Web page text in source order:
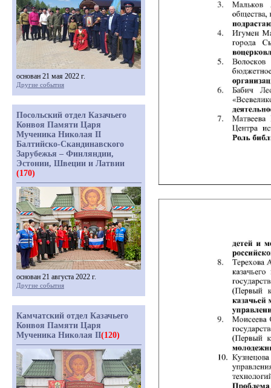
основан 21 мая 2022 г.
Другие события
Посольский отдел Казачьего
Конвоя Памяти Царя
Мученика Николая II
Балтийско-Скандинавского
Зарубежья – Финляндии,
Эстонии, Швеции и Латвии
(170)
основан 21 августа 2022 г.
Другие события
Камчатский отдел Казачьего
Конвоя Памяти Царя
Мученика Николая II(120)